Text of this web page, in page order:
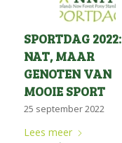
SPORTDAG 2022:
NAT, MAAR
GENOTEN VAN
MOOIE SPORT
25 september 2022
Lees meer